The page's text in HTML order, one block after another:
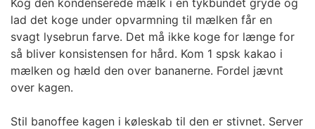
lad det koge under opvarmning til mælken får en
svagt lysebrun farve. Det må ikke koge for længe for
så bliver konsistensen for hård. Kom 1 spsk kakao i
mælken og hæld den over bananerne. Fordel jævnt
over kagen.
Stil banoffee kagen i køleskab til den er stivnet. Server